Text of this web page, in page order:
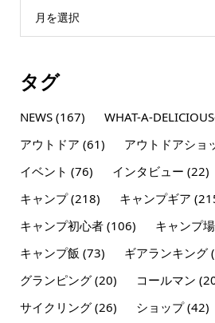
月を選択
タグ
NEWS(167) WHAT-A-
アウトドア (61) アウトドアショ
イベント (76) インタビュー (22)
キャンプ(218) キャンプギア
キャンプ初心者(106) キャンプ場
キャンプ飯 (73) ギアランキング
グランピング(20) コールマン
サイクリング(26) ショップ(42)